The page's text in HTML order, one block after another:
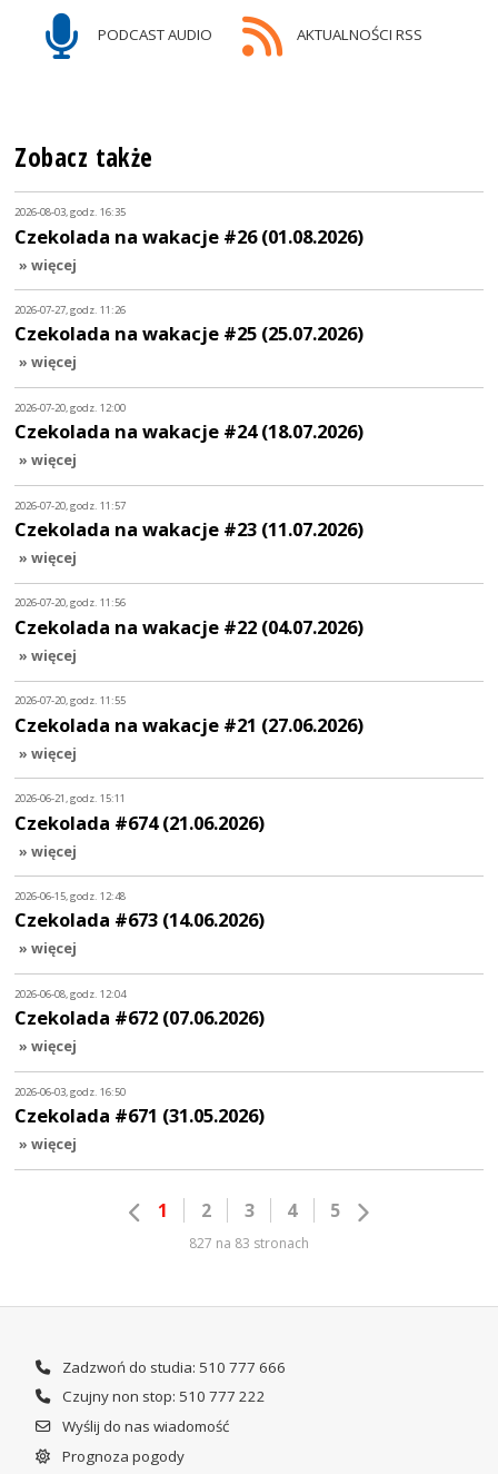
PODCAST AUDIO AKTUALNOŚCI RSS
Zobacz także
2026-08-03, godz. 16:35
Czekolada na wakacje #26 (01.08.2026)
» więcej
2026-07-27, godz. 11:26
Czekolada na wakacje #25 (25.07.2026)
» więcej
2026-07-20, godz. 12:00
Czekolada na wakacje #24 (18.07.2026)
» więcej
2026-07-20, godz. 11:57
Czekolada na wakacje #23 (11.07.2026)
» więcej
2026-07-20, godz. 11:56
Czekolada na wakacje #22 (04.07.2026)
» więcej
2026-07-20, godz. 11:55
Czekolada na wakacje #21 (27.06.2026)
» więcej
2026-06-21, godz. 15:11
Czekolada #674 (21.06.2026)
» więcej
2026-06-15, godz. 12:48
Czekolada #673 (14.06.2026)
» więcej
2026-06-08, godz. 12:04
Czekolada #672 (07.06.2026)
» więcej
2026-06-03, godz. 16:50
Czekolada #671 (31.05.2026)
» więcej
1 2 3 4 5
827 na 83 stronach
Zadzwoń do studia: 510 777 666
Czujny non stop: 510 777 222
Wyślij do nas wiadomość
Prognoza pogody